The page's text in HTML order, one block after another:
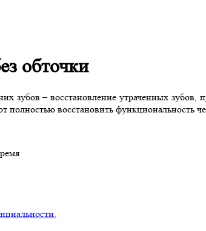
обточки
зубов – восстановление утраченных
полностью восстановить функциональность